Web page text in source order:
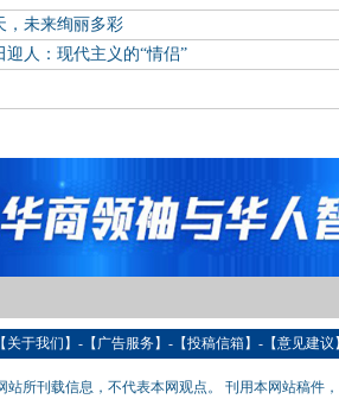
，未来绚丽多彩
迎人：现代主义的“情侣”
【 关于我们 】-【 广告服务】-【投稿信箱】-【意见建
站所刊载信息，不代表本网观点。 刊用本网站稿件